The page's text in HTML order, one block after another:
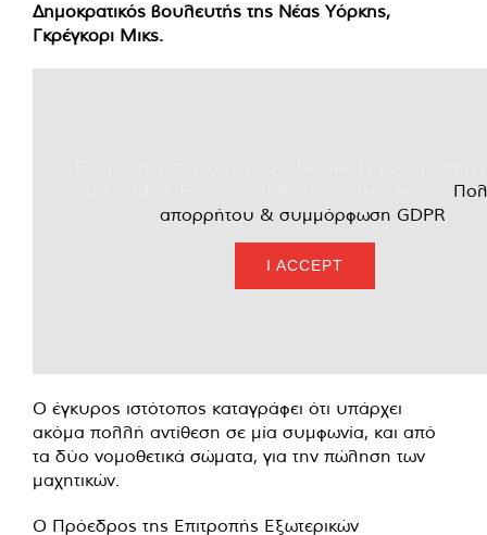
Δημοκρατικός βουλευτής της Νέας Υόρκης,
Γκρέγκορι Μικς.
απορρήτου & συμμόρφωση GDPR
I ACCEPT
Ο έγκυρος ιστότοπος καταγράφει ότι υπάρχει
ακόμα πολλή αντίθεση σε μία συμφωνία, και από
τα δύο νομοθετικά σώματα, για την πώληση των
μαχητικών.
Ο Πρόεδρος της Επιτροπής Εξωτερικών